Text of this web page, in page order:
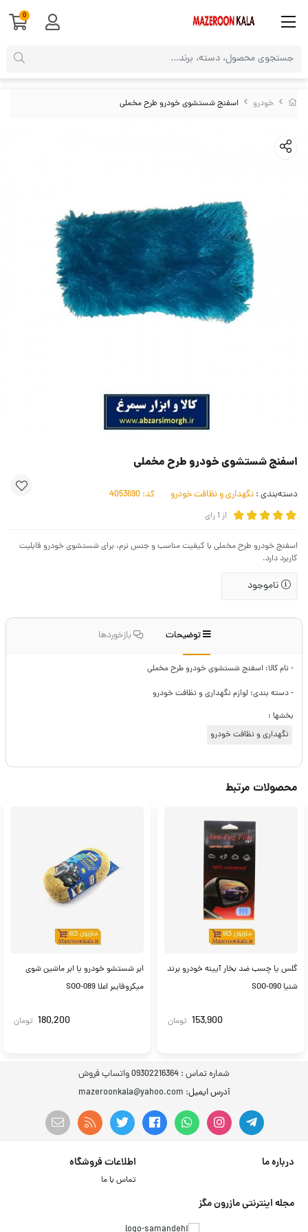
خودرو اسفنج شستشوی خودرو طرح مخملی
اسفنج شستشوی خودرو طرح مخملی
دسته‌بندی : نگهداری و نظافت خودرو کد:
از 1رای
اسفنج خودرو طرح مخملی با کیفیت مناسب و جنس نرم، برای شستشوی خودرو قابلیت
کاربرد دارد.
ناموجود
توضیحات بازخوردها
- نام کالا: اسفنج شستشوی خودرو طرح مخملی
- دسته بندی: لوازم نگهداری و نظافت خودرو
بخشها :
نگهداری و نظافت خودرو
محصولات مرتبط
گلس یا چسب ضد بخار آیینه خودرو برند
شنیا SOO-090
153,900 تومان
ابر شستشو خودرو یا ابر ماشین شوی
میکروفایبر اعلا SOO-089
180,200 تومان
شماره تماس : 09302216364 واتساپ فروش
آدرس ایمیل: mazeroonkala@yahoo.com
درباره ما اطلاعات فروشگاه
تماس با ما
مجله اینترنتی مازرون مگز
0